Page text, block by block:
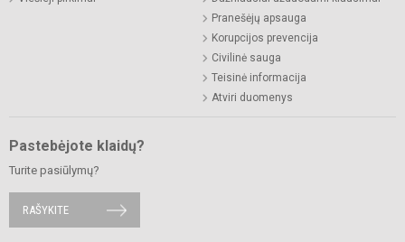
Pranešėjų apsauga
Korupcijos prevencija
Civilinė sauga
Teisinė informacija
Atviri duomenys
Pastebėjote klaidų?
Turite pasiūlymų?
RAŠYKITE